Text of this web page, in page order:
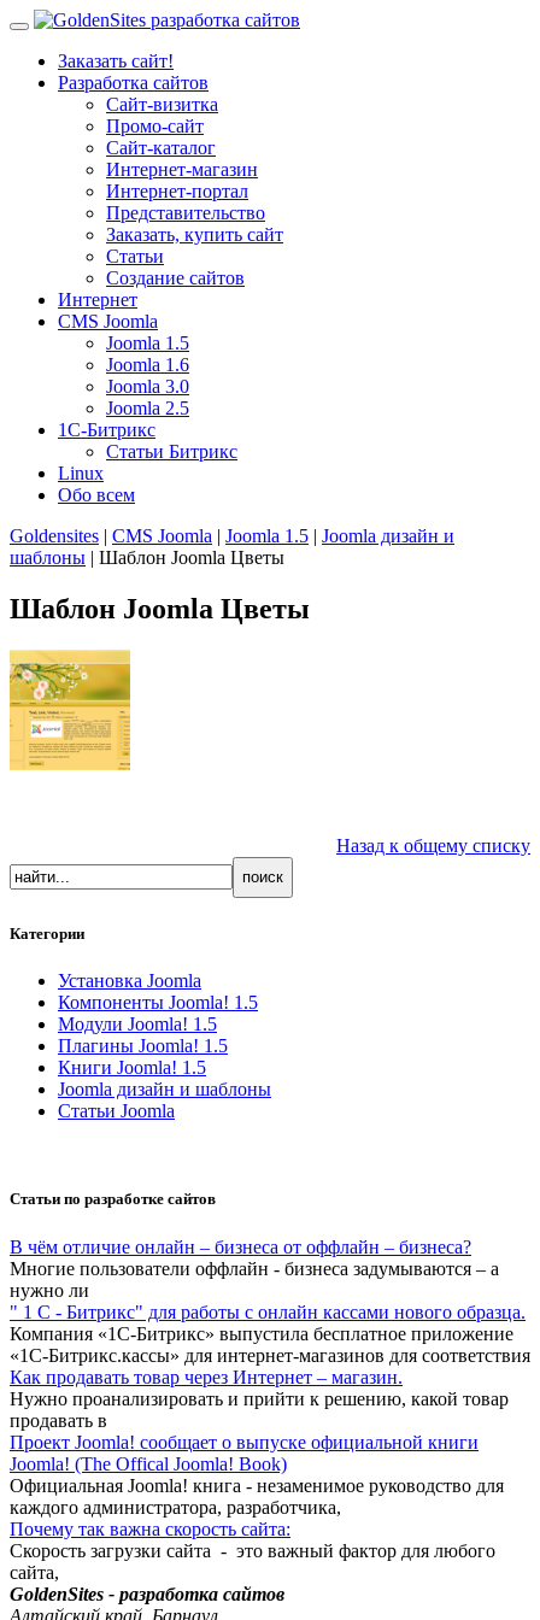
Заказать сайт!
Разработка сайтов
Сайт-визитка
Промо-сайт
Сайт-каталог
Интернет-магазин
Интернет-портал
Представительство
Заказать, купить сайт
Статьи
Создание сайтов
Интернет
CMS Joomla
Joomla 1.5
Joomla 1.6
Joomla 3.0
Joomla 2.5
1С-Битрикс
Статьи Битрикс
Linux
Обо всем
Goldensites | CMS Joomla | Joomla 1.5 | Joomla дизайн и
шаблоны | Шаблон Joomla Цветы
Шаблон Joomla Цветы
Назад к общему списку
Категории
Установка Joomla
Компоненты Joomla! 1.5
Модули Joomla! 1.5
Плагины Joomla! 1.5
Книги Joomla! 1.5
Joomla дизайн и шаблоны
Статьи Joomla
Статьи по разработке сайтов
В чём отличие онлайн – бизнеса от оффлайн – бизнеса?
Многие пользователи оффлайн - бизнеса задумываются – а
нужно ли
" 1 С - Битрикс" для работы с онлайн кассами нового образца.
Компания «1С-Битрикс» выпустила бесплатное приложение
«1С-Битрикс.кассы» для интернет-магазинов для соответствия
Как продавать товар через Интернет – магазин.
Нужно проанализировать и прийти к решению, какой товар
продавать в
Проект Joomla! сообщает о выпуске официальной книги
Joomla! (The Offical Joomla! Book)
Официальная Joomla! книга - незаменимое руководство для
каждого администратора, разработчика,
Почему так важна скорость сайта:
Скорость загрузки сайта - это важный фактор для любого
сайта,
GoldenSites - разработка сайтов
Алтайский край, Барнаул